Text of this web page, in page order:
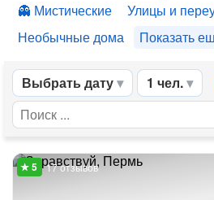
Мистические
Улицы и
Необычные дома
Показать
Выбрать дату 1 чел.
17 отзывов